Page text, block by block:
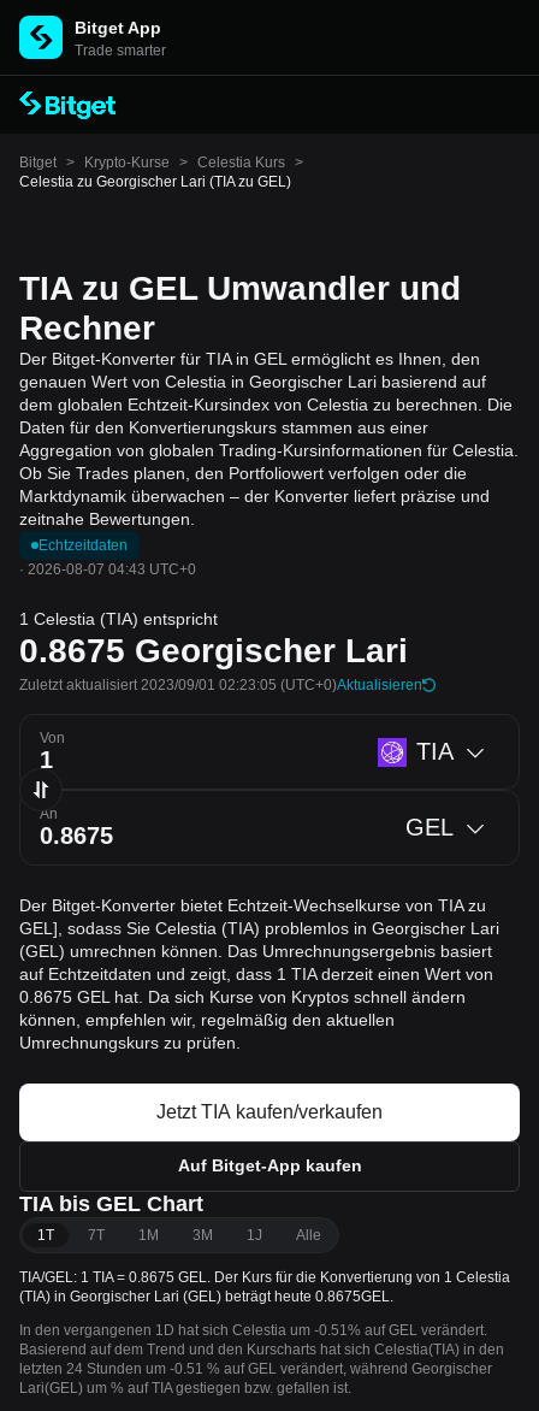
Bitget App
Trade smarter
Bitget > Krypto-Kurse > Celestia Kurs >
Celestia zu Georgischer Lari (TIA zu GEL)
TIA zu GEL Umwandler und
Rechner
Der Bitget-Konverter für TIA in GEL ermöglicht es Ihnen, den
genauen Wert von Celestia in Georgischer Lari basierend auf
dem globalen Echtzeit-Kursindex von Celestia zu berechnen. Die
Daten für den Konvertierungskurs stammen aus einer
Aggregation von globalen Trading-Kursinformationen für Celestia.
Ob Sie Trades planen, den Portfoliowert verfolgen oder die
Marktdynamik überwachen – der Konverter liefert präzise und
zeitnahe Bewertungen.
Echtzeitdaten
· 2026-08-07 04:43 UTC+0
1 Celestia (TIA) entspricht
0.8675 Georgischer Lari
Zuletzt aktualisiert 2023/09/01 02:23:05 (UTC+0)Aktualisieren
Von TIA
An GEL
Der Bitget-Konverter bietet Echtzeit-Wechselkurse von TIA zu
GEL], sodass Sie Celestia (TIA) problemlos in Georgischer Lari
(GEL) umrechnen können. Das Umrechnungsergebnis basiert
auf Echtzeitdaten und zeigt, dass 1 TIA derzeit einen Wert von
0.8675 GEL hat. Da sich Kurse von Kryptos schnell ändern
können, empfehlen wir, regelmäßig den aktuellen
Umrechnungskurs zu prüfen.
Jetzt TIA kaufen/verkaufen
Auf Bitget-App kaufen
TIA bis GEL Chart
1T 7T 1M 3M 1J Alle
TIA/GEL: 1 TIA = 0.8675 GEL. Der Kurs für die Konvertierung von 1 Celestia
(TIA) in Georgischer Lari (GEL) beträgt heute 0.8675GEL.
In den vergangenen 1D hat sich Celestia um -0.51% auf GEL verändert.
Basierend auf dem Trend und den Kurscharts hat sich Celestia(TIA) in den
letzten 24 Stunden um -0.51 % auf GEL verändert, während Georgischer
Lari(GEL) um % auf TIA gestiegen bzw. gefallen ist.